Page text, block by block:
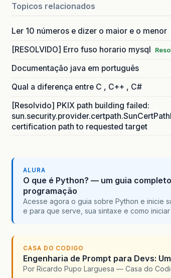
Topicos relacionados
Ler 10 números e dizer o maior e o menor
[RESOLVIDO] Erro fuso horario mysql
Documentação java em português
Qual a diferença entre C , C++ , C#
[Resolvido] PKIX path building failed:
certification path to requested target
ALURA
O que é Python? — um guia
programação
Acesse agora o guia sobre Python e inicie
e para que serve, sua sintaxe e como iniciar
CASA DO CODIGO
Engenharia de Prompt para Devs:
Por Ricardo Pupo Larguesa — Casa do